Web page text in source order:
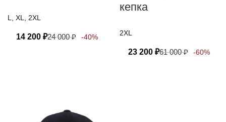
L, XL, 2XL
14 200 ₽24 000₽ -40%
кепка
2XL
23 200 ₽61 000₽ -60%